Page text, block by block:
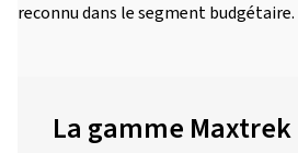
reconnu dans le segment budgétaire.
La gamme Maxtrek